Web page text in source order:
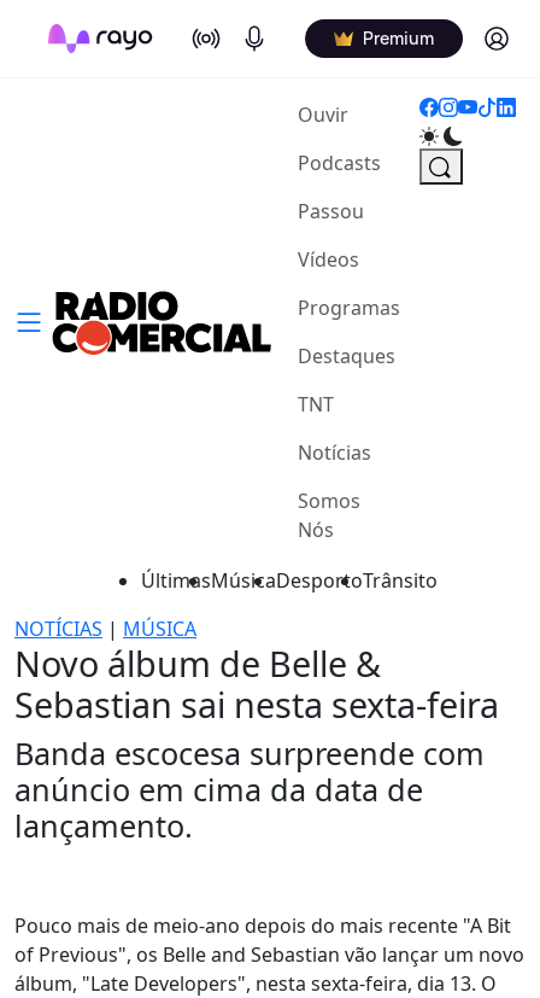
On Air Podcasts Premium Log in
Ouvir(current)
Podcasts
Passou
Vídeos
Programas
Destaques
TNT
Notícias
Somos
Nós
ÚltimasMúsicaDesportoTrânsito
NOTÍCIAS | MÚSICA
Novo álbum de Belle &
Sebastian sai nesta sexta-feira
Banda escocesa surpreende com
anúncio em cima da data de
lançamento.
Pouco mais de meio-ano depois do mais recente "A Bit
of Previous", os Belle and Sebastian vão lançar um novo
álbum, "Late Developers", nesta sexta-feira, dia 13. O